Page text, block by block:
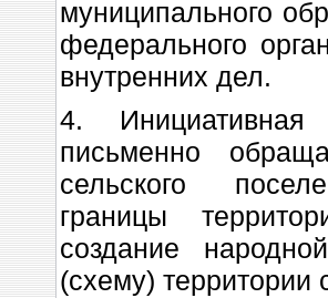
муниципального
федерального
внутренних дел.
4. Инициативная
письменно
сельского
границы
создание
(схему) территории